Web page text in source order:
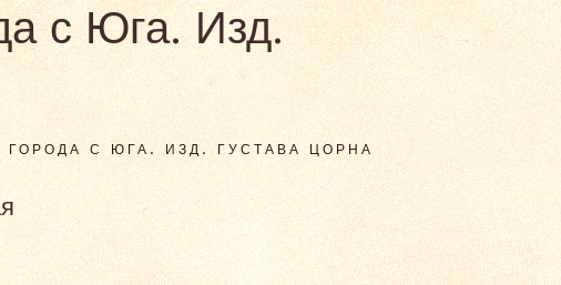
с Юга. Изд.
ГОРОДА С ЮГА. ИЗД. ГУСТАВА ЦОРНА